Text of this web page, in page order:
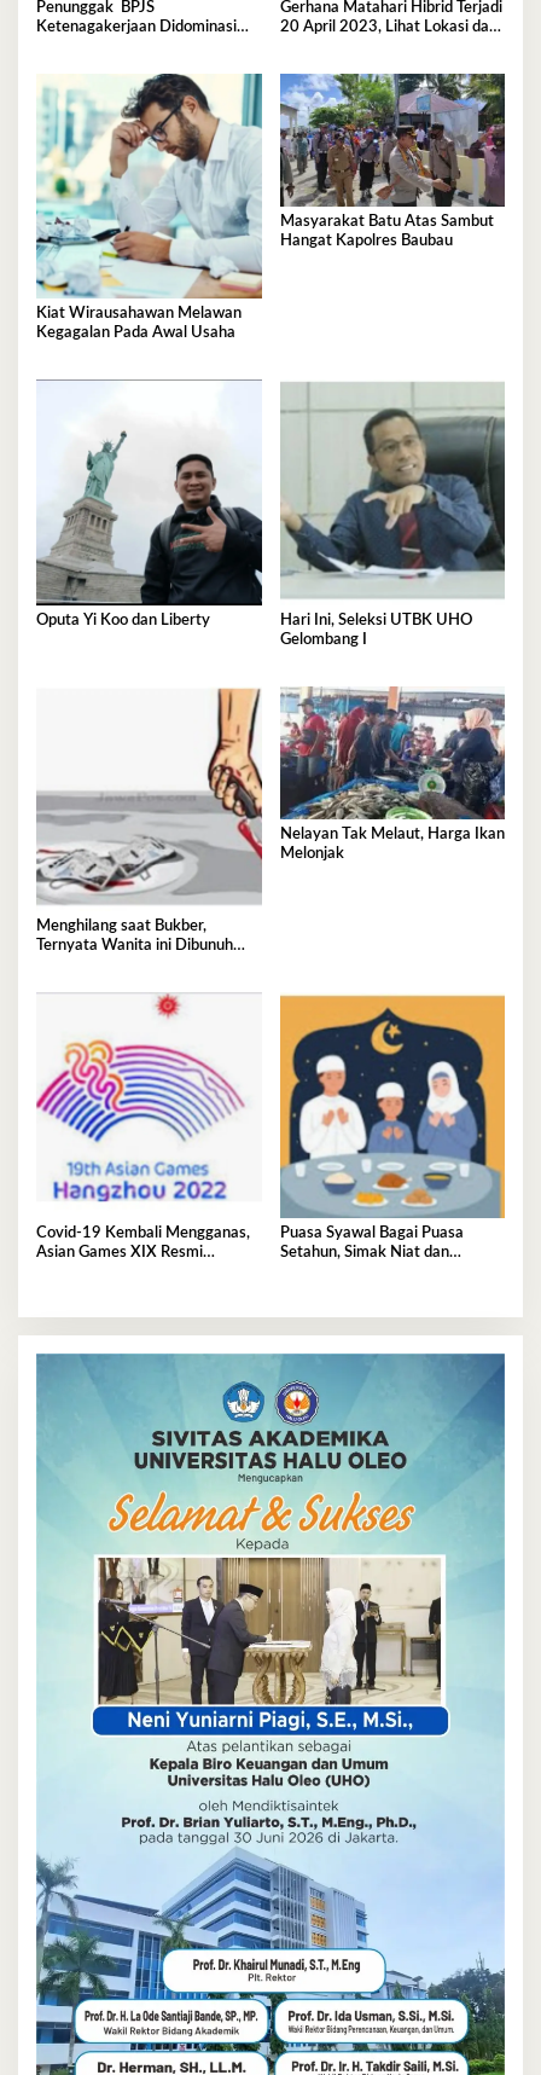
Penunggak BPJS
Ketenagakerjaan Didominasi
Gerhana Matahari Hibrid Terjadi
20 April 2023, Lihat Lokasi dan
Kiat Wirausahawan Melawan
Kegagalan Pada Awal Usaha
Masyarakat Batu Atas Sambut
Hangat Kapolres Baubau
Oputa Yi Koo dan Liberty
Hari Ini, Seleksi UTBK UHO
Gelombang I
Menghilang saat Bukber,
Ternyata Wanita ini Dibunuh
Nelayan Tak Melaut, Harga Ikan
Melonjak
Covid-19 Kembali Mengganas,
Asian Games XIX Resmi
Puasa Syawal Bagai Puasa
Setahun, Simak Niat dan